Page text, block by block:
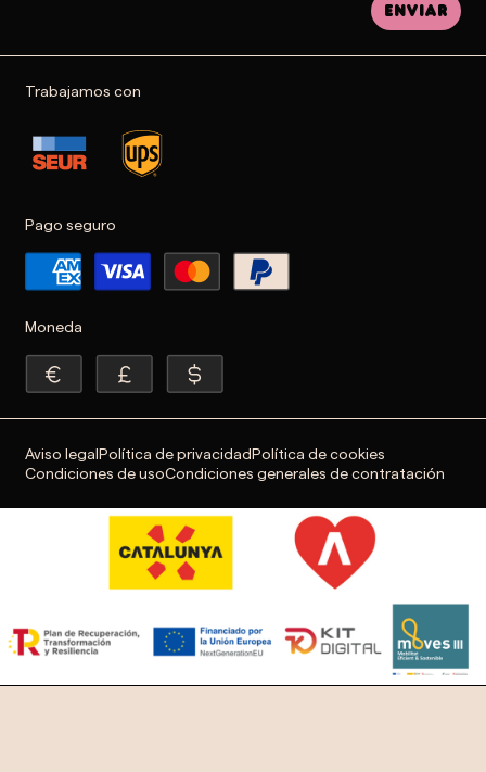
Enviar
Trabajamos con
Pago seguro
Moneda
Aviso legalPolítica de privacidadPolítica de cookies
Condiciones de usoCondiciones generales de contratación